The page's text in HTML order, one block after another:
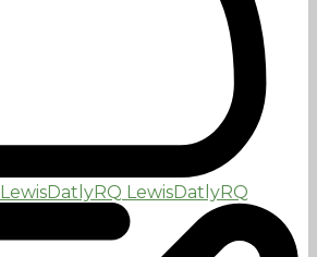
LewisDatlyRQ LewisDatlyRQ